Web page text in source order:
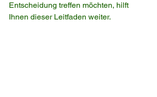
Entscheidung treffen möchten, hilft
Ihnen dieser Leitfaden weiter.